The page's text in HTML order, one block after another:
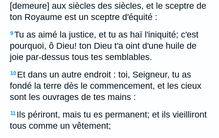
[demeure] aux siècles des siècles, et le sceptre de
ton Royaume est un sceptre d'équité :
9Tu as aimé la justice, et tu as haï l'iniquité; c'est
pourquoi, ô Dieu! ton Dieu t'a oint d'une huile de
joie par-dessus tous tes semblables.
10 Et dans un autre endroit : toi, Seigneur, tu as
fondé la terre dès le commencement, et les cieux
sont les ouvrages de tes mains :
11 Ils périront, mais tu es permanent; et ils vieilliront
tous comme un vêtement;